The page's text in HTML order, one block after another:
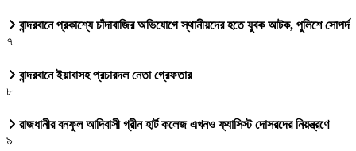
বান্দরবানে প্রকাশ্যে চাঁদাবাজির অভিযোগে স্থানীয়দের হতে যুবক আটক, পুলিশে সোপর্দ
৭
বান্দরবানে ইয়াবাসহ প্রচারদল নেতা গ্রেফতার
৮
রাজধানীর বনফুল আদিবাসী গ্রীন হার্ট কলেজ এখনও ফ্যাসিস্ট দোসরদের নিয়ন্ত্রণে
৯